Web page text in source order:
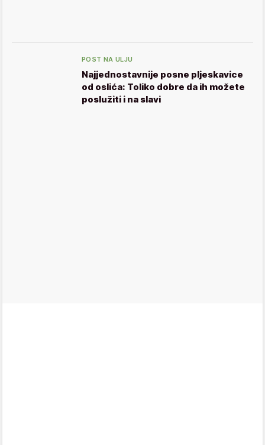
POST NA ULJU
Najjednostavnije posne pljeskavice
od oslića: Toliko dobre da ih možete
poslužiti i na slavi